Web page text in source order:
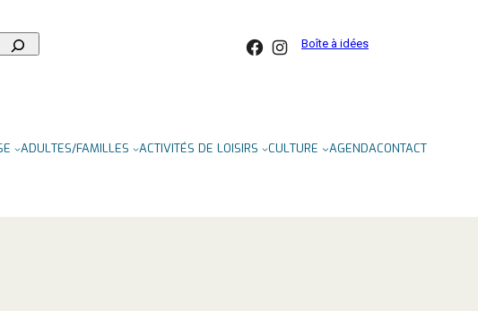
Facebook
Instagram
Boîte à idées
ADULTES/FAMILLES ACTIVITÉS DE LOISIRS CULTURE AGENDACONTACT